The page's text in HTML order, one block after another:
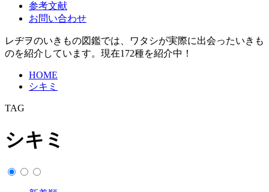
参考文献
お問い合わせ
レヂヲのいきもの図鑑では、ワタシが実際に出会ったいきも
のを紹介しています。現在172種を紹介中！
HOME
シキミ
TAG
シキミ